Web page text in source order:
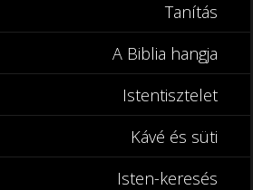
Tanítás
A Biblia hangja
Istentisztelet
Kávé és süti
Isten-keresés